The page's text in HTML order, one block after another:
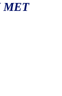
MET